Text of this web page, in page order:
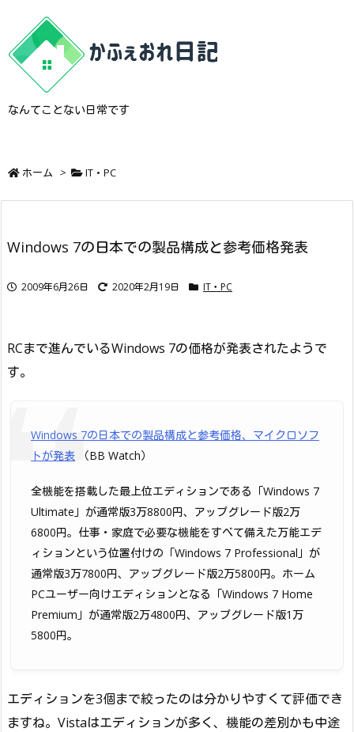
なんてことない日常です
ホーム > IT・PC
Windows 7の日本での製品構成と参考価格発表
2009年6月26日 2020年2月19日 IT・PC
RCまで進んでいるWindows 7の価格が発表されたようで
す。
Windows 7の日本での製品構成と参考価格、マイクロソフ
トが発表 （BB Watch）
全機能を搭載した最上位エディションである「Windows 7
Ultimate」が通常版3万8800円、アップグレード版2万
6800円。仕事・家庭で必要な機能をすべて備えた万能エデ
ィションという位置付けの「Windows 7 Professional」が
通常版3万7800円、アップグレード版2万5800円。ホーム
PCユーザー向けエディションとなる「Windows 7 Home
Premium」が通常版2万4800円、アップグレード版1万
5800円。
エディションを3個まで絞ったのは分かりやすくて評価でき
ますね。Vistaはエディションが多く、機能の差別かも中途